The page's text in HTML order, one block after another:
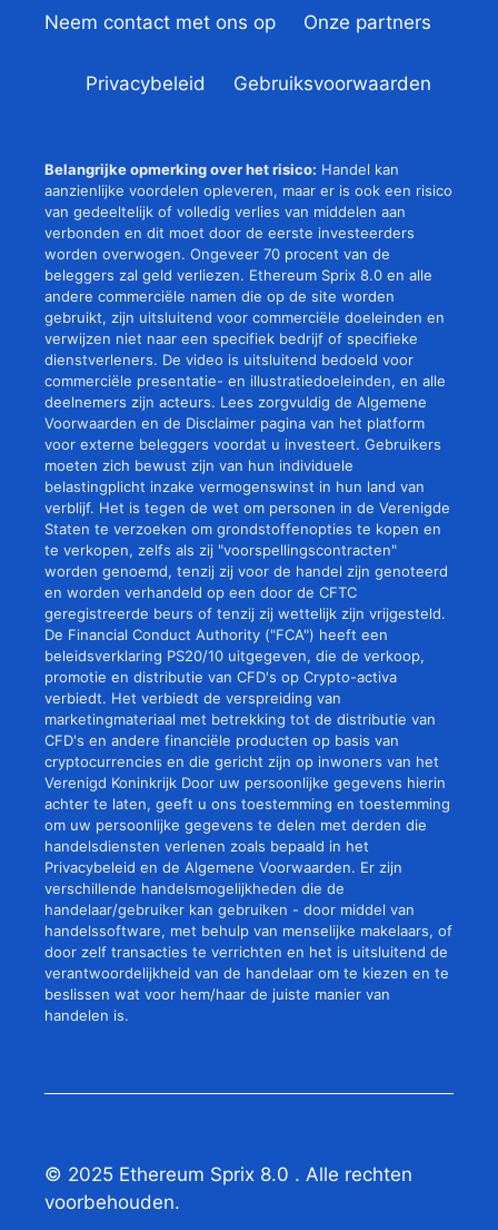
Neem contact met ons op Onze partners
Privacybeleid Gebruiksvoorwaarden
Belangrijke opmerking over het risico: Handel kan
aanzienlijke voordelen opleveren, maar er is ook een risico
van gedeeltelijk of volledig verlies van middelen aan
verbonden en dit moet door de eerste investeerders
worden overwogen. Ongeveer 70 procent van de
beleggers zal geld verliezen. Ethereum Sprix 8.0 en alle
andere commerciële namen die op de site worden
gebruikt, zijn uitsluitend voor commerciële doeleinden en
verwijzen niet naar een specifiek bedrijf of specifieke
dienstverleners. De video is uitsluitend bedoeld voor
commerciële presentatie- en illustratiedoeleinden, en alle
deelnemers zijn acteurs. Lees zorgvuldig de Algemene
Voorwaarden en de Disclaimer pagina van het platform
voor externe beleggers voordat u investeert. Gebruikers
moeten zich bewust zijn van hun individuele
belastingplicht inzake vermogenswinst in hun land van
verblijf. Het is tegen de wet om personen in de Verenigde
Staten te verzoeken om grondstoffenopties te kopen en
te verkopen, zelfs als zij "voorspellingscontracten"
worden genoemd, tenzij zij voor de handel zijn genoteerd
en worden verhandeld op een door de CFTC
geregistreerde beurs of tenzij zij wettelijk zijn vrijgesteld.
De Financial Conduct Authority ("FCA") heeft een
beleidsverklaring PS20/10 uitgegeven, die de verkoop,
promotie en distributie van CFD's op Crypto-activa
verbiedt. Het verbiedt de verspreiding van
marketingmateriaal met betrekking tot de distributie van
CFD's en andere financiële producten op basis van
cryptocurrencies en die gericht zijn op inwoners van het
Verenigd Koninkrijk Door uw persoonlijke gegevens hierin
achter te laten, geeft u ons toestemming en toestemming
om uw persoonlijke gegevens te delen met derden die
handelsdiensten verlenen zoals bepaald in het
Privacybeleid en de Algemene Voorwaarden. Er zijn
verschillende handelsmogelijkheden die de
handelaar/gebruiker kan gebruiken - door middel van
handelssoftware, met behulp van menselijke makelaars, of
door zelf transacties te verrichten en het is uitsluitend de
verantwoordelijkheid van de handelaar om te kiezen en te
beslissen wat voor hem/haar de juiste manier van
handelen is.
© 2025 Ethereum Sprix 8.0 . Alle rechten
voorbehouden.